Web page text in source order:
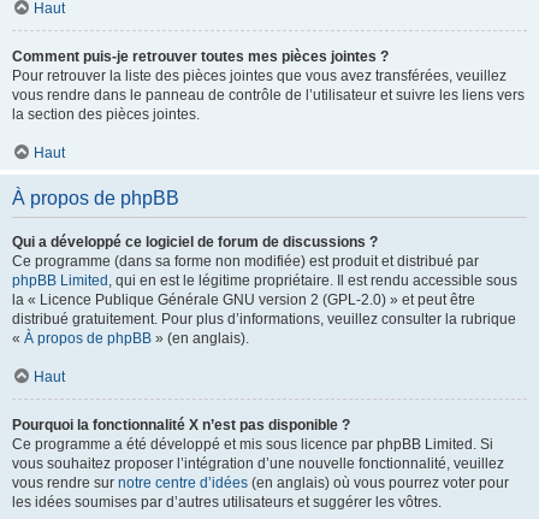
Haut
Comment puis-je retrouver toutes mes pièces jointes ?
Pour retrouver la liste des pièces jointes que vous avez transférées, veuillez
vous rendre dans le panneau de contrôle de l’utilisateur et suivre les liens vers
la section des pièces jointes.
Haut
À propos de phpBB
Qui a développé ce logiciel de forum de discussions ?
Ce programme (dans sa forme non modifiée) est produit et distribué par
phpBB Limited , qui en est le légitime propriétaire. Il est rendu accessible sous
la « Licence Publique Générale GNU version 2 (GPL-2.0) » et peut être
distribué gratuitement. Pour plus d’informations, veuillez consulter la rubrique
« À propos de phpBB » (en anglais).
Haut
Pourquoi la fonctionnalité X n’est pas disponible ?
Ce programme a été développé et mis sous licence par phpBB Limited. Si
vous souhaitez proposer l’intégration d’une nouvelle fonctionnalité, veuillez
vous rendre sur notre centre d’idées (en anglais) où vous pourrez voter pour
les idées soumises par d’autres utilisateurs et suggérer les vôtres.